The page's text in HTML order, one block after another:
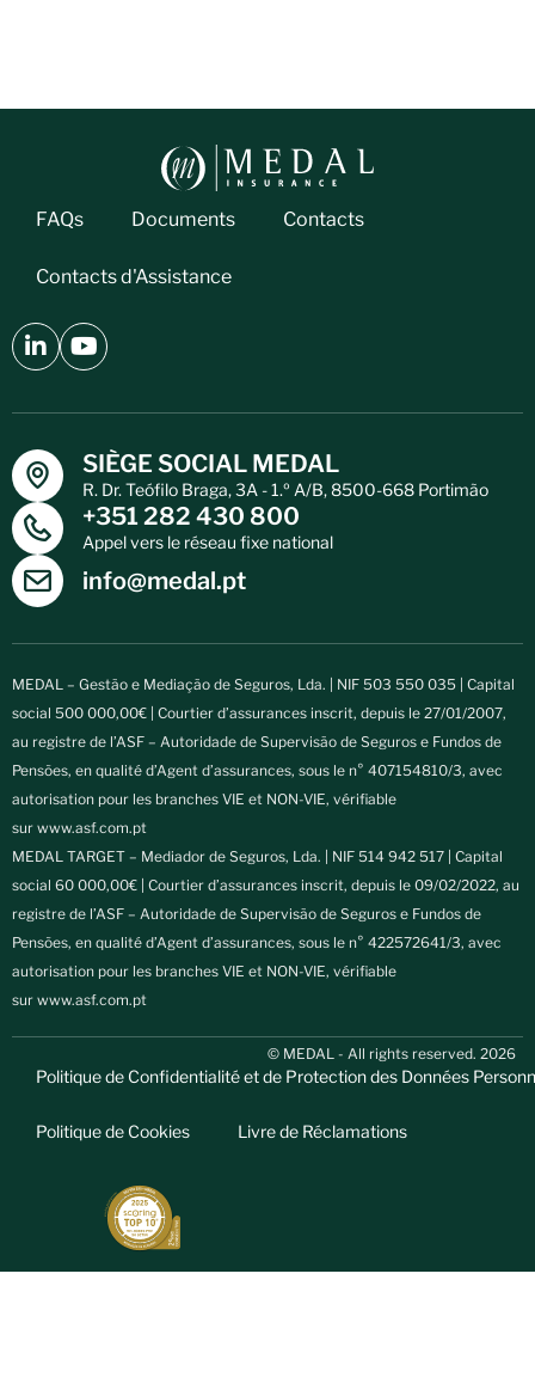
FAQs Documents Contacts
Contacts d'Assistance
SIÈGE SOCIAL MEDAL
R. Dr. Teófilo Braga, 3A - 1.º A/B, 8500-668 Portimão
+351 282 430 800
Appel vers le réseau fixe national
info@medal.pt
MEDAL – Gestão e Mediação de Seguros, Lda. | NIF 503 550 035 | Capital
social 500 000,00€ | Courtier d’assurances inscrit, depuis le 27/01/2007,
au registre de l’ASF – Autoridade de Supervisão de Seguros e Fundos de
Pensões, en qualité d’Agent d’assurances, sous le n° 407154810/3, avec
autorisation pour les branches VIE et NON-VIE, vérifiable
sur www.asf.com.pt
MEDAL TARGET – Mediador de Seguros, Lda. | NIF 514 942 517 | Capital
social 60 000,00€ | Courtier d’assurances inscrit, depuis le 09/02/2022, au
registre de l’ASF – Autoridade de Supervisão de Seguros e Fundos de
Pensões, en qualité d’Agent d’assurances, sous le n° 422572641/3, avec
autorisation pour les branches VIE et NON-VIE, vérifiable
sur www.asf.com.pt
Politique de Confidentialité et de Protection des Données
Politique de Cookies Livre de Réclamations
© MEDAL - All rights reserved. 2026